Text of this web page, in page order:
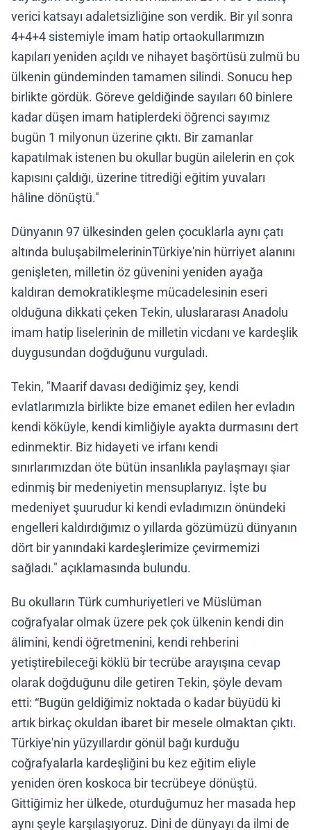
verici katsayı adaletsizliğine son verdik. Bir yıl sonra
4+4+4 sistemiyle imam hatip ortaokullarımızın
kapıları yeniden açıldı ve nihayet başörtüsü zulmü bu
ülkenin gündeminden tamamen silindi. Sonucu hep
birlikte gördük. Göreve geldiğinde sayıları 60 binlere
kadar düşen imam hatiplerdeki öğrenci sayımız
bugün 1 milyonun üzerine çıktı. Bir zamanlar
kapatılmak istenen bu okullar bugün ailelerin en çok
kapısını çaldığı, üzerine titrediği eğitim yuvaları
hâline dönüştü."
Dünyanın 97 ülkesinden gelen çocuklarla aynı çatı
altında buluşabilmelerininTürkiye'nin hürriyet alanını
genişleten, milletin öz güvenini yeniden ayağa
kaldıran demokratikleşme mücadelesinin eseri
olduğuna dikkati çeken Tekin, uluslararası Anadolu
imam hatip liselerinin de milletin vicdanı ve kardeşlik
duygusundan doğduğunu vurguladı.
Tekin, "Maarif davası dediğimiz şey, kendi
evlatlarımızla birlikte bize emanet edilen her evladın
kendi köküyle, kendi kimliğiyle ayakta durmasını dert
edinmektir. Biz hidayeti ve irfanı kendi
sınırlarımızdan öte bütün insanlıkla paylaşmayı şiar
edinmiş bir medeniyetin mensuplarıyız. İşte bu
medeniyet şuurudur ki kendi evladımızın önündeki
engelleri kaldırdığımız o yıllarda gözümüzü dünyanın
dört bir yanındaki kardeşlerimize çevirmemizi
sağladı." açıklamasında bulundu.
Bu okulların Türk cumhuriyetleri ve Müslüman
coğrafyalar olmak üzere pek çok ülkenin kendi din
âlimini, kendi öğretmenini, kendi rehberini
yetiştirebileceği köklü bir tecrübe arayışına cevap
olarak doğduğunu dile getiren Tekin, şöyle devam
etti: “Bugün geldiğimiz noktada o kadar büyüdü ki
artık birkaç okuldan ibaret bir mesele olmaktan çıktı.
Türkiye'nin yüzyıllardır gönül bağı kurduğu
coğrafyalarla kardeşliğini bu kez eğitim eliyle
yeniden ören koskoca bir tecrübeye dönüştü.
Gittiğimiz her ülkede, oturduğumuz her masada hep
aynı şeyle karşılaşıyoruz. Dini de dünyayı da ilmi de